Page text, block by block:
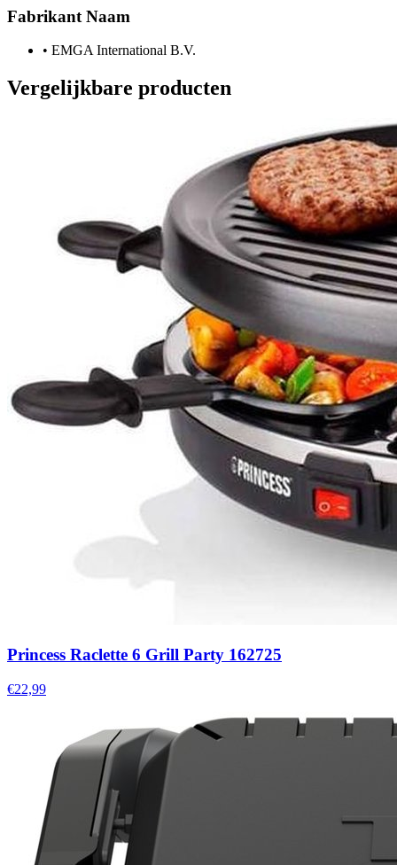
Fabrikant Naam
• EMGA International B.V.
Vergelijkbare producten
Princess Raclette 6 Grill Party 162725
€22,99